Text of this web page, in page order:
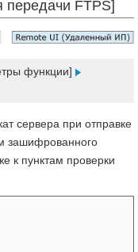
передачи FTPS]
функции]
сервера при отправке
зашифрованного
к пунктам проверки